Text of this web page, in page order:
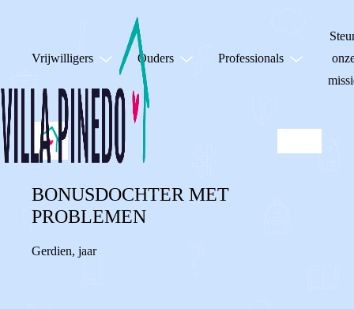
Vrijwilligers Ouders Professionals
BONUSDOCHTER MET
PROBLEMEN
Gerdien, jaar